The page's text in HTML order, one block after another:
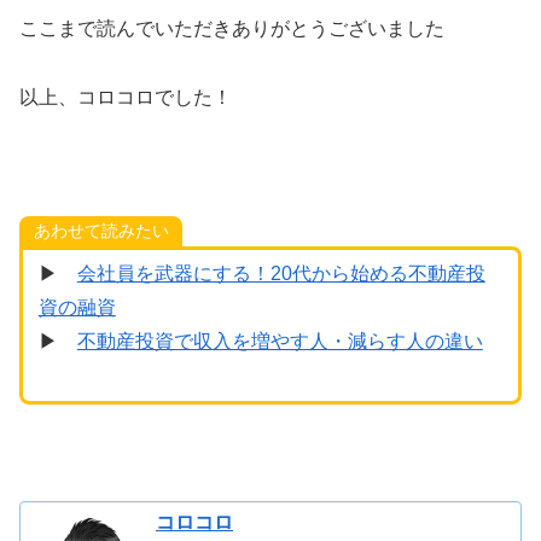
ここまで読んでいただきありがとうございました
以上、コロコロでした！
あわせて読みたい
▶ 会社員を武器にする！20代から始める不動産投
資の融資
▶ 不動産投資で収入を増やす人・減らす人の違い
コロコロ